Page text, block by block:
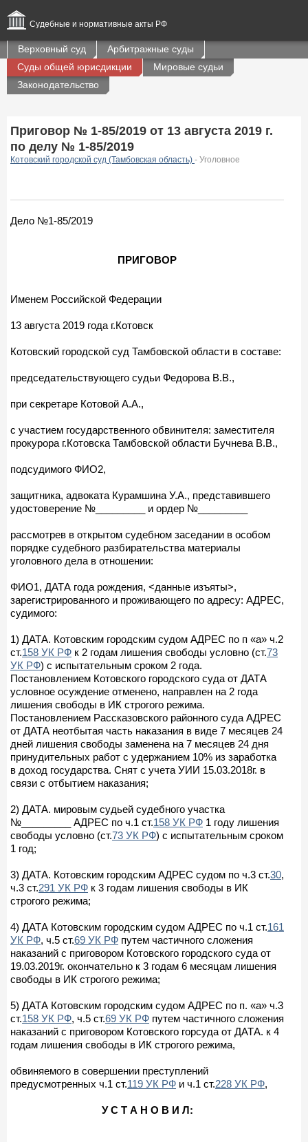
Судебные и нормативные акты РФ
Верховный суд
Арбитражные суды
Суды общей юрисдикции
Мировые судьи
Законодательство
Приговор № 1-85/2019 от 13 августа 2019 г.
по делу № 1-85/2019
Котовский городской суд (Тамбовская область) - Уголовное
Дело №1-85/2019
ПРИГОВОР
Именем Российской Федерации
13 августа 2019 года г.Котовск
Котовский городской суд Тамбовской области в составе:
председательствующего судьи Федорова В.В.,
при секретаре Котовой А.А.,
с участием государственного обвинителя: заместителя
прокурора г.Котовска Тамбовской области Бучнева В.В.,
подсудимого ФИО2,
защитника, адвоката Курамшина У.А., представившего
удостоверение №_________ и ордер №_________
рассмотрев в открытом судебном заседании в особом
порядке судебного разбирательства материалы
уголовного дела в отношении:
ФИО1, ДАТА года рождения, <данные изъяты>,
зарегистрированного и проживающего по адресу: АДРЕС,
судимого:
1) ДАТА. Котовским городским судом АДРЕС по п «а» ч.2
ст.158 УК РФ к 2 годам лишения свободы условно (ст.73
УК РФ) с испытательным сроком 2 года.
Постановлением Котовского городского суда от ДАТА
условное осуждение отменено, направлен на 2 года
лишения свободы в ИК строгого режима.
Постановлением Рассказовского районного суда АДРЕС
от ДАТА неотбытая часть наказания в виде 7 месяцев 24
дней лишения свободы заменена на 7 месяцев 24 дня
принудительных работ с удержанием 10% из заработка
в доход государства. Снят с учета УИИ 15.03.2018г. в
связи с отбытием наказания;
2) ДАТА. мировым судьей судебного участка
№_________ АДРЕС по ч.1 ст.158 УК РФ 1 году лишения
свободы условно (ст.73 УК РФ) с испытательным сроком
1 год;
3) ДАТА. Котовским городским АДРЕС судом по ч.3 ст.30,
ч.3 ст.291 УК РФ к 3 годам лишения свободы в ИК
строгого режима;
4) ДАТА Котовским городским судом АДРЕС по ч.1 ст.161
УК РФ, ч.5 ст.69 УК РФ путем частичного сложения
наказаний с приговором Котовского городского суда от
19.03.2019г. окончательно к 3 годам 6 месяцам лишения
свободы в ИК строгого режима;
5) ДАТА Котовским городским судом АДРЕС по п. «а» ч.3
ст.158 УК РФ, ч.5 ст.69 УК РФ путем частичного сложения
наказаний с приговором Котовского горсуда от ДАТА. к 4
годам лишения свободы в ИК строгого режима,
обвиняемого в совершении преступлений
предусмотренных ч.1 ст.119 УК РФ и ч.1 ст.228 УК РФ,
У С Т А Н О В И Л: